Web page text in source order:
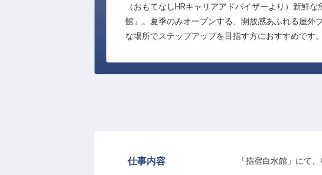
（おもてなしHRキャリアアドバイザーより）新鮮
館」。夏季のみオープンする、開放感あふれる屋外
な場所でステップアップを目指す方におすすめです
仕事内容 「指宿白水館」にて